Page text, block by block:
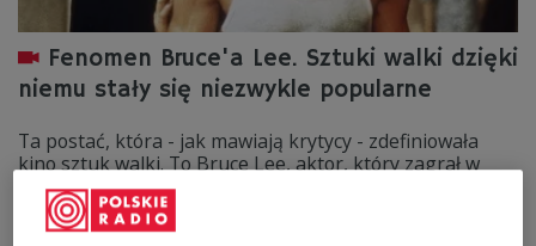
Fenomen Bruce'a Lee. Sztuki walki dzięki
niemu stały się niezwykle popularne
Ta postać, która - jak mawiają krytycy - zdefiniowała
kino sztuk walki. To Bruce Lee, aktor, który zagrał w
blisko 30 filmach. Ten najpopularniejszy, także w Polsce,
to "Wejście smoka". W latach 80. ten obraz obejrzała w
naszym kraju rekordowa widownia - ponad 17 mln